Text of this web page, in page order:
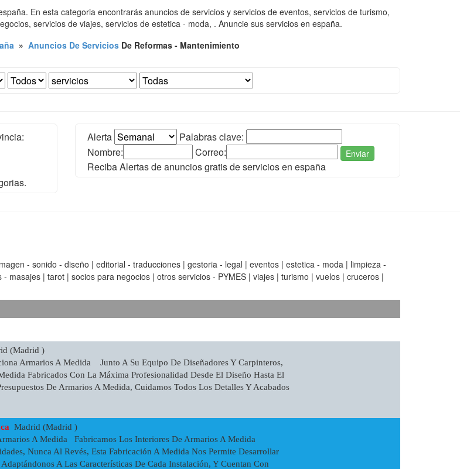
En esta categoria encontrarás anuncios de servicios y servicios de eventos, servicios de turismo,
servicios de viajes, servicios de estetica - moda, . Anuncie sus servicios en españa.
» Anuncios De ServiciosDe Reformas - Mantenimiento
Alerta
Palabras clave:
Nombre:
Correo: Enviar
Reciba Alertas de anuncios gratis de servicios en españa
- sonido - diseño | editorial - traducciones | gestoria - legal | eventos | estetica - moda | limpieza -
| tarot | socios para negocios | otros servicios - PYMES | viajes | turismo | vuelos | cruceros |
(Madrid )
Armarios A Medida Junto A Su Equipo De Diseñadores Y Carpinteros,
Fabricados Con La Máxima Profesionalidad Desde El Diseño Hasta El
De Armarios A Medida, Cuidamos Todos Los Detalles Y Acabados
Madrid (Madrid )
A Medida Fabricamos Los Interiores De Armarios A Medida
Nunca Al Revés, Esta Fabricación A Medida Nos Permite Desarrollar
A Las Características De Cada Instalación, Y Cuentan Con